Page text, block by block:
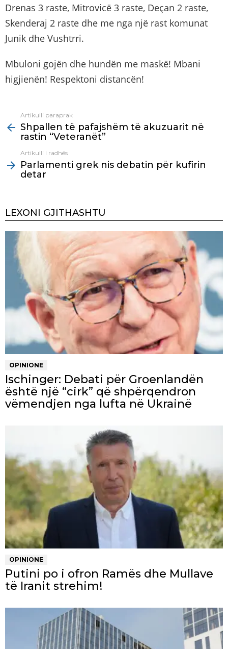
Drenas 3 raste, Mitrovicë 3 raste, Deçan 2 raste,
Skenderaj 2 raste dhe me nga një rast komunat
Junik dhe Vushtrri.
Mbuloni gojën dhe hundën me maskë! Mbani
higjienën! Respektoni distancën!
more
Artikulli paraprak
Shpallen të pafajshëm të akuzuarit në
rastin “Veteranët”
Artikulli i radhës
Parlamenti grek nis debatin për kufirin
detar
LEXONI GJITHASHTU
OPINIONE
Ischinger: Debati për Groenlandën
është një “cirk” që shpërqendron
vëmendjen nga lufta në Ukrainë
OPINIONE
Putini po i ofron Ramës dhe Mullave
të Iranit strehim!